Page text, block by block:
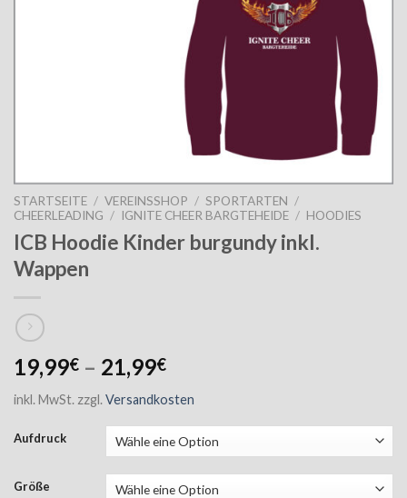
STARTSEITE / VEREINSSHOP / SPORTARTEN /
CHEERLEADING / IGNITE CHEER BARGTEHEIDE / HOODIES
ICB Hoodie Kinder burgundy inkl.
Wappen
19,99€ – 21,99€
inkl. MwSt. zzgl. Versandkosten
Aufdruck
Größe